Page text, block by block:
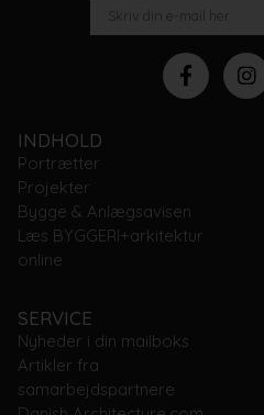
INDHOLD
Portrætter
Projekter
Bygge & Anlægsavisen
Læs BYGGERI+arkitektur
online
SERVICE
Nyheder i din mailboks
Artikler fra
samarbejdspartnere